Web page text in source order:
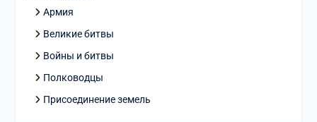
Армия
Великие битвы
Войны и битвы
Полководцы
Присоединение земель